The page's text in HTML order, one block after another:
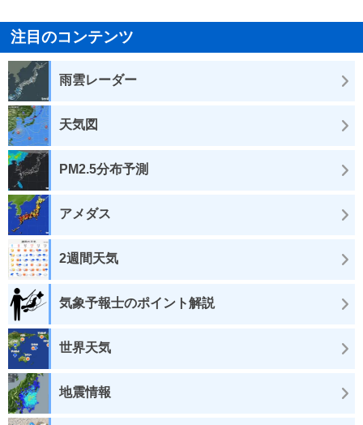
注目のコンテンツ
雨雲レーダー
天気図
PM2.5分布予測
アメダス
2週間天気
気象予報士のポイント解説
世界天気
地震情報